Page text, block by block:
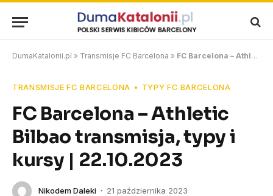
DumaKatalonii.pl » Transmisje FC Barcelona » FC Barcelona – Athletic Bilbao transmisja, typy i kursy | 22.10.2023
TRANSMISJE FC BARCELONA TYPY FC BARCELONA
FC Barcelona – Athletic
Bilbao transmisja, typy i
kursy | 22.10.2023
Nikodem Daleki 21 października 2023